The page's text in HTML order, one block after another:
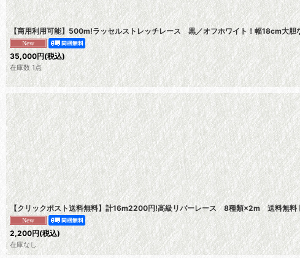
【商用利用可能】500m!ラッセルストレッチレース 黒／オフホワイト！幅18cm大胆
35,000円(税込)
在庫数 1点
【クリックポスト送料無料】計16m2200円!高級リバーレース 8種類×2m 送料無料
2,200円(税込)
在庫なし